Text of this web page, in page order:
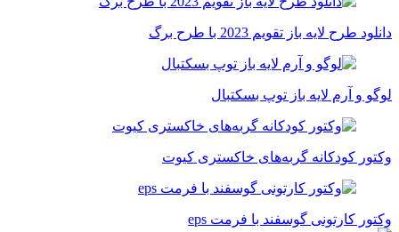
دانلود طرح لایه باز تقویم 2023 با طرح برگ
لوگو و آرم لایه باز توپ بسکتبال
وکتور کودکانه گربه‌های خاکستری کیوت
وکتور کارتونی گوسفند با فرمت eps